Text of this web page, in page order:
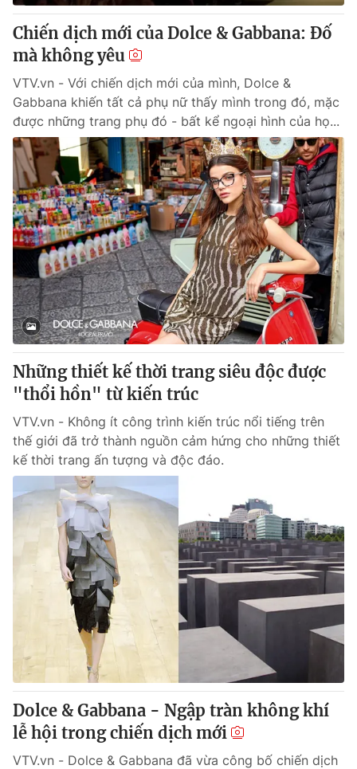
Chiến dịch mới của Dolce & Gabbana: Đố
mà không yêu
VTV.vn - Với chiến dịch mới của mình, Dolce &
Gabbana khiến tất cả phụ nữ thấy mình trong đó, mặc
được những trang phụ đó - bất kể ngoại hình của họ...
Những thiết kế thời trang siêu độc được
"thổi hồn" từ kiến trúc
VTV.vn - Không ít công trình kiến trúc nổi tiếng trên
thế giới đã trở thành nguồn cảm hứng cho những thiết
kế thời trang ấn tượng và độc đáo.
Dolce & Gabbana - Ngập tràn không khí
lễ hội trong chiến dịch mới
VTV.vn - Dolce & Gabbana đã vừa công bố chiến dịch